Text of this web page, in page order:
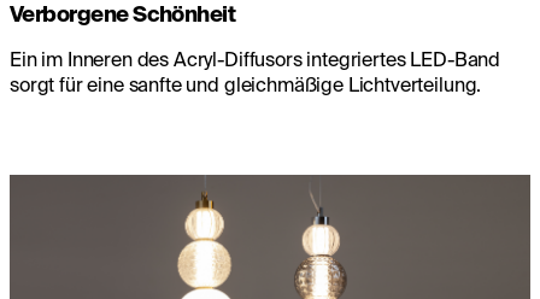
Verborgene Schönheit
Ein im Inneren des Acryl-Diffusors integriertes LED-Band
sorgt für eine sanfte und gleichmäßige Lichtverteilung.